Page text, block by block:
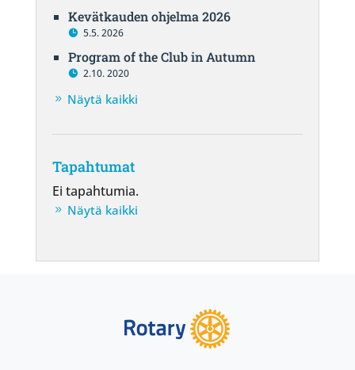
Kevätkauden ohjelma 2026
5.5. 2026
Program of the Club in Autumn
2.10. 2020
Näytä kaikki
Tapahtumat
Ei tapahtumia.
Näytä kaikki